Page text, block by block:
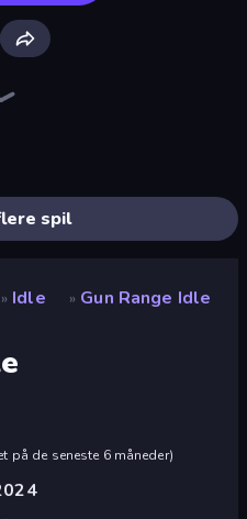
spil
» Idle » Gun Range Idle
på de seneste 6 måneder)